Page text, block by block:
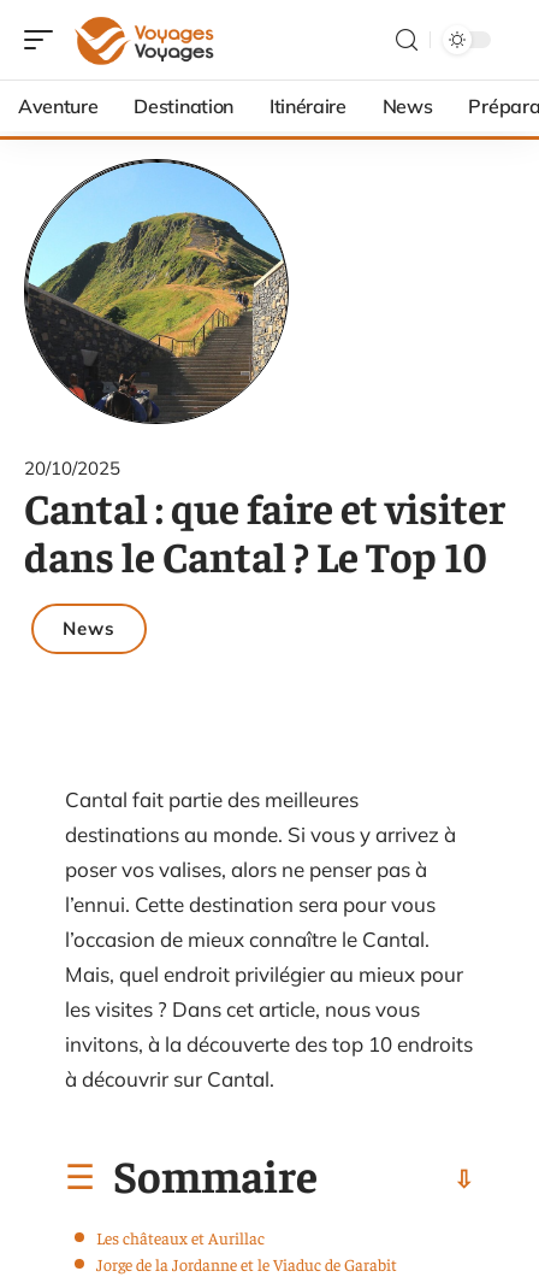
Aventure Destination Itinéraire News
20/10/2025
Cantal : que faire et visiter
dans le Cantal ? Le Top 10
News
Cantal fait partie des meilleures
destinations au monde. Si vous y arrivez à
poser vos valises, alors ne penser pas à
l’ennui. Cette destination sera pour vous
l’occasion de mieux connaître le Cantal.
Mais, quel endroit privilégier au mieux pour
les visites ? Dans cet article, nous vous
invitons, à la découverte des top 10 endroits
à découvrir sur Cantal.
Sommaire
Les châteaux et Aurillac
Jorge de la Jordanne et le Viaduc de Garabit